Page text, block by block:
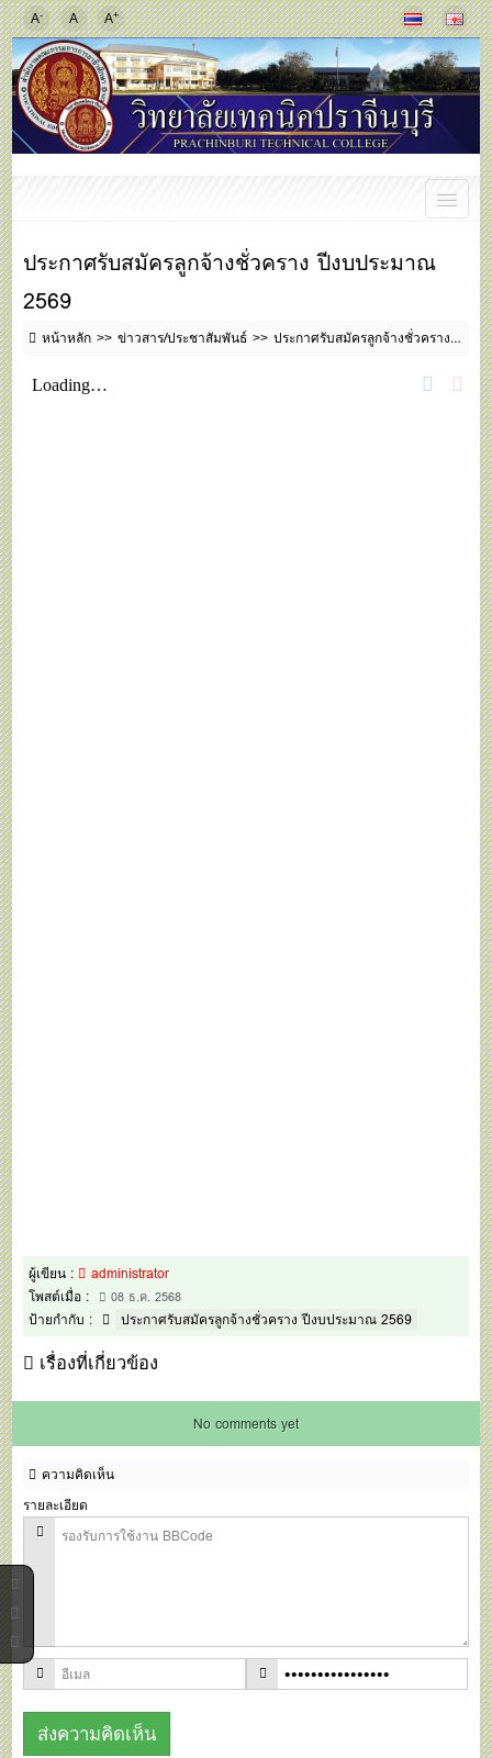
A- A A+
ประกาศรับสมัครลูกจ้างชั่วคราง ปีงบประมาณ
2569
หน้าหลัก ข่าวสาร/ประชาสัมพันธ์ ประกาศรับสมัครลูกจ้างชั่วคราง ปีงบประมาณ 2569
ผู้เขียน :
administrator
โพสต์เมื่อ :
08 ธ.ค. 2568
ป้ายกำกับ : ประกาศรับสมัครลูกจ้างชั่วคราง ปีงบประมาณ 2569
เรื่องที่เกี่ยวข้อง
No comments yet
ความคิดเห็น
รายละเอียด